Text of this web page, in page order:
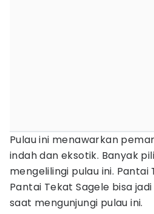
Pulau ini menawarkan
indah dan eksotik. Banyak
mengelilingi pulau ini. Pantai
Pantai Tekat Sagele bisa
saat mengunjungi pulau ini.